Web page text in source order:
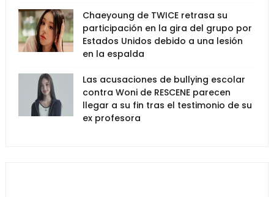
Chaeyoung de TWICE retrasa su
participación en la gira del grupo por
Estados Unidos debido a una lesión
en la espalda
Las acusaciones de bullying escolar
contra Woni de RESCENE parecen
llegar a su fin tras el testimonio de su
ex profesora